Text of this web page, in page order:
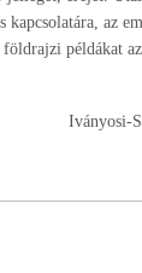
kapcsolatára, az
példákat
Iványosi-